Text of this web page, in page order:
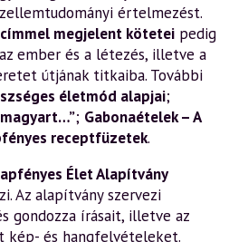
értelmezést.
megjelent kötetei pedig
ember és a létezés, illetve a
útjának titkaiba. További
életmód alapjai;
; Gabonaételek – A
receptfüzetek.
Élet Alapítvány
Az alapítvány szervezi
gondozza írásait, illetve az
kép- és hangfelvételeket.